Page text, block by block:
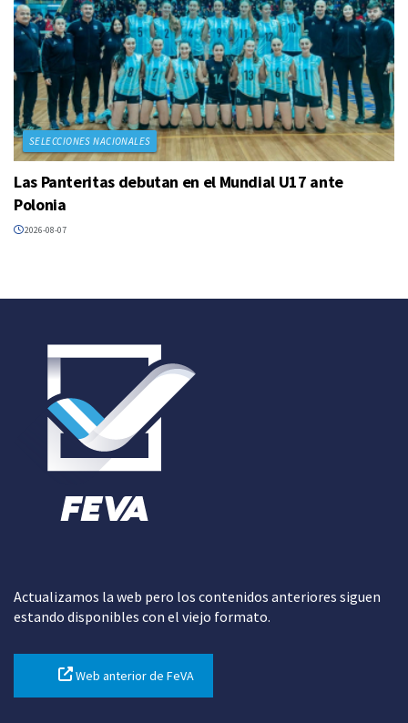
SELECCIONES NACIONALES
Las Panteritas debutan en el Mundial U17 ante
Polonia
2026-08-07
Actualizamos la web pero los contenidos anteriores siguen
estando disponibles con el viejo formato.
Web anterior de FeVA